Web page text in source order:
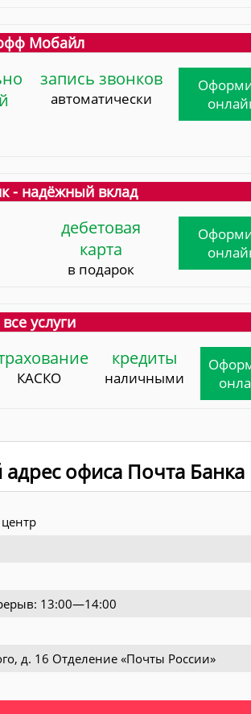
Мобайл
запись звонков
автоматически
- надёжный вклад
дебетовая
карта
в подарок
услуги
КАСКО
кредиты
наличными
офиса Почта Банка
13:00—14:00
д. 16 Отделение «Почты России»